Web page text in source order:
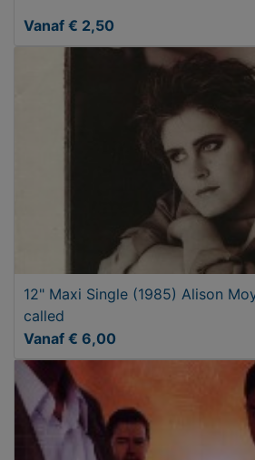
Vanaf € 2,50
12" Maxi Single (1985) Alison
called
Vanaf € 6,00